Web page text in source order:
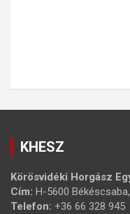
KHESZ
Körösvidéki Horgász
Cím: H-5600
Telefon: +36 66 328 945